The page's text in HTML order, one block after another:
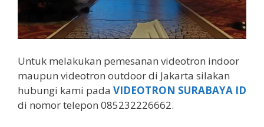
Untuk melakukan pemesanan videotron indoor
maupun videotron outdoor di Jakarta silakan
hubungi kami pada VIDEOTRON SURABAYA ID
di nomor telepon 085232226662.